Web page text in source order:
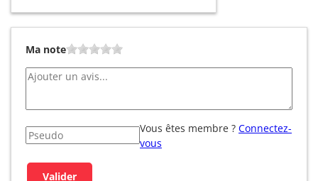
Ma note
Vous êtes membre ? Connectez-
vous